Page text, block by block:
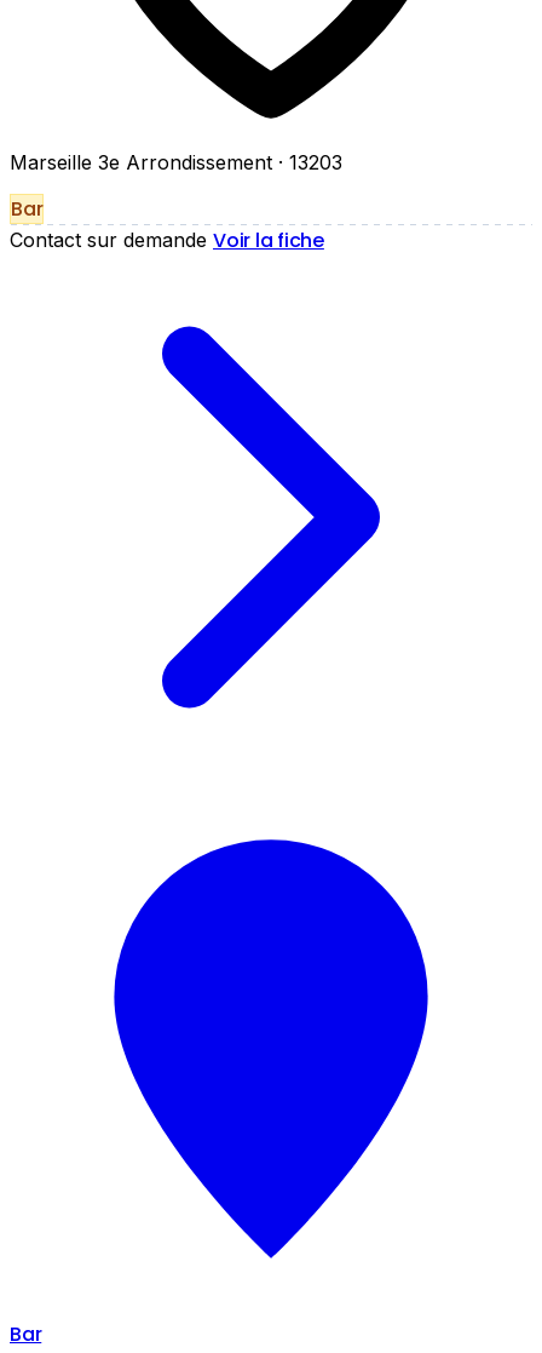
Marseille 3e Arrondissement · 13203
Bar
Contact sur demande Voir la fiche
Bar